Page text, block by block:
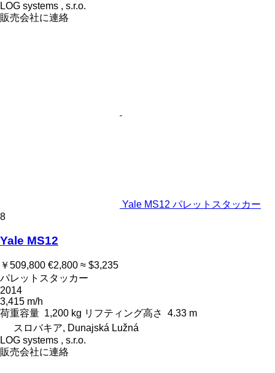
LOG systems , s.r.o.
販売会社に連絡
Yale MS12 パレットスタッカー
8
Yale MS12
￥509,800 €2,800 ≈ $3,235
パレットスタッカー
2014
3,415 m/h
荷重容量 1,200 kg リフティング高さ
4.33 m
スロバキア, Dunajská Lužná
LOG systems , s.r.o.
販売会社に連絡